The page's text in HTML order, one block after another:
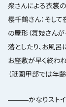
衆さんによる衣裳
櫻千鶴さん：そし
の屋形（舞妓さん
落としたり、お風
お座敷が早く終わ
（祇園甲部では年
―――かなりストイ